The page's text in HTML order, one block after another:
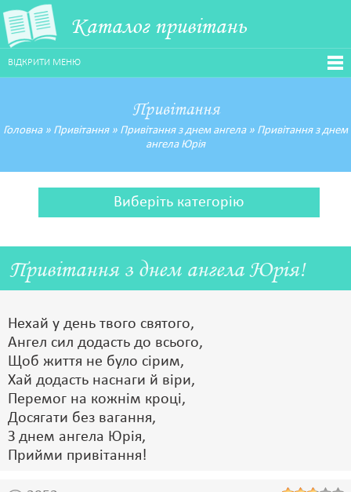
Каталог привітань
ВІДКРИТИ МЕНЮ
Привітання
Головна» Привітання» Привітання з днем ангела» Привітання з днем
ангела Юрія
Виберіть категорію
Привітання з днем ангела Юрія!
Нехай у день твого святого,
Ангел сил додасть до всього,
Щоб життя не було сірим,
Хай додасть наснаги й віри,
Перемог на кожнім кроці,
Досягати без вагання,
З днем ангела Юрія,
Прийми привітання!